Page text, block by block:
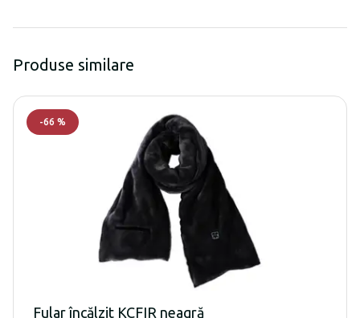
Produse similare
-66 %
Fular încălzit KCFIR neagră